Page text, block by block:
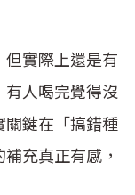
實際上還是有
人喝完覺得沒
關鍵在「搞錯種
充真正有感，